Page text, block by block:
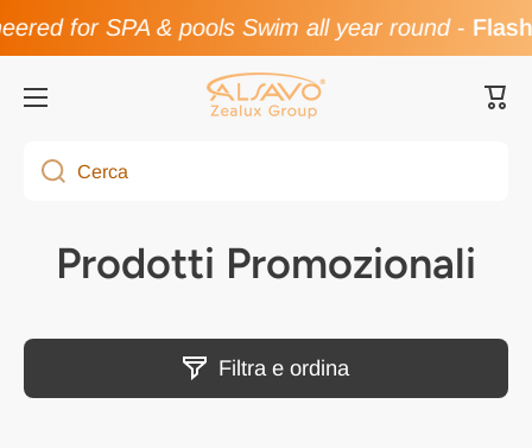
Vai direttamente ai contenuti
for SPA & pools Swim all year round-Flash
Cerca
Prodotti Promozionali
Filtra e ordina